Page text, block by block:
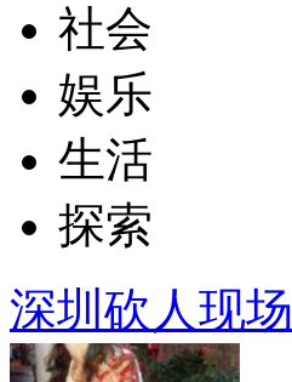
社会
娱乐
生活
探索
深圳砍人现场